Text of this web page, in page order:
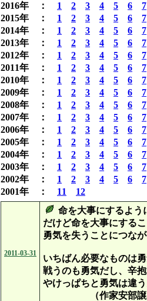
2016年 ： 1 2 3 4 5 6
7
2015年 ： 1 2 3 4 5 6
7
2014年 ： 1 2 3 4 5 6
7
2013年 ： 1 2 3 4 5 6
7
2012年 ： 1 2 3 4 5 6
7
2011年 ： 1 2 3 4 5 6
7
2010年 ： 1 2 3 4 5 6
7
2009年 ： 1 2 3 4 5 6
7
2008年 ： 1 2 3 4 5 6
7
2007年 ： 1 2 3 4 5 6
7
2006年 ： 1 2 3 4 5 6
7
2005年 ： 1 2 3 4 5 6
7
2004年 ： 1 2 3 4 5 6
7
2003年 ： 1 2 3 4 5 6
7
2002年 ： 1 2 3 4 5 6
7
2001年 ： 11 12
2011-03-31
命を大事にするよう
だけど命を大事にする
勇気を失うことにつな
いちばん必要なものは
戦うのも勇気だし、辛
やけっぱちと勇気は違
（作家安部譲